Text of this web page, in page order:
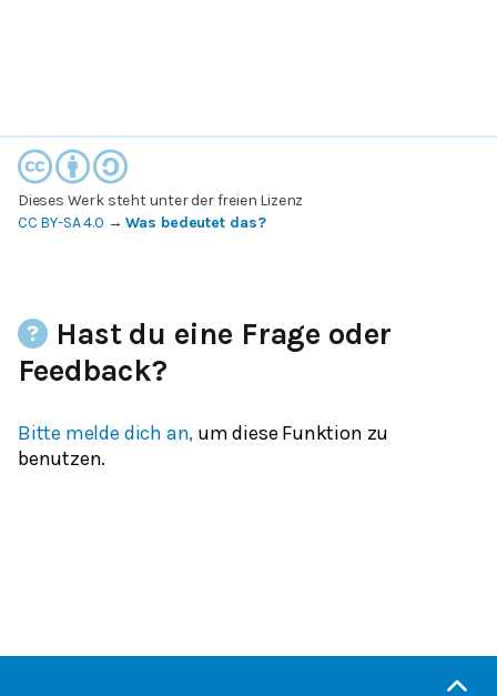
Dieses Werk steht unter der freien Lizenz
CC BY-SA 4.0 →Was bedeutet das?
Hast du eine Frage oder
Feedback?
Bitte melde dich an, um diese Funktion zu
benutzen.